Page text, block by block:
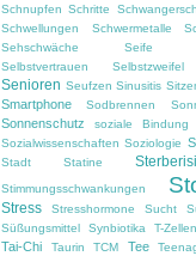
Schnupfen Schritte
Schwellungen
Schwermetalle
Sehschwäche
Seife
Selbstvertrauen
Selbstzweifel
Senioren Seufzen Sinusitis
Smartphone Sodbrennen
Sonnenschutz soziale Bindung
Sozialwissenschaften Soziologie
Stadt Statine
Stimmungsschwankungen
Stress Stresshormone Sucht
Süßungsmittel Synbiotika T-Zellen
Tai-Chi Taurin TCM Tee